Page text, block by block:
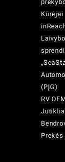
Kūrėjai
(PĮG)
RV